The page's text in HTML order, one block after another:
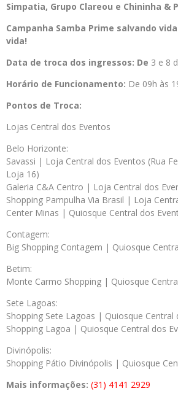
Simpatia, Grupo Clareou e Chininha &
Campanha Samba Prime salvando
vida!
Data de troca dos ingressos: De 3 e 8
Horário de Funcionamento: De 09h às
Pontos de Troca:
Lojas Central dos Eventos
Belo Horizonte:
Savassi | Loja Central dos Eventos (Rua
Loja 16)
Galeria C&A Centro | Loja Central dos
Shopping Pampulha Via Brasil | Loja
Center Minas | Quiosque Central dos
Contagem:
Big Shopping Contagem | Quiosque
Betim:
Monte Carmo Shopping | Quiosque
Sete Lagoas:
Shopping Sete Lagoas | Quiosque Central
Shopping Lagoa | Quiosque Central dos
Divinópolis:
Shopping Pátio Divinópolis | Quiosque
Mais informações: (31) 4141 2929